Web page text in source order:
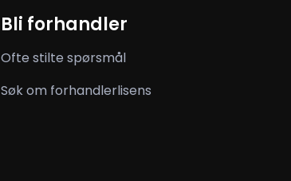
Bli forhandler
Ofte stilte spørsmål
Søk om forhandlerlisens